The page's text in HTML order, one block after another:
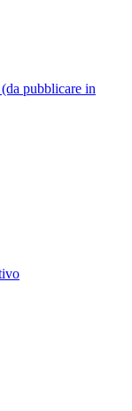
pubblicare in